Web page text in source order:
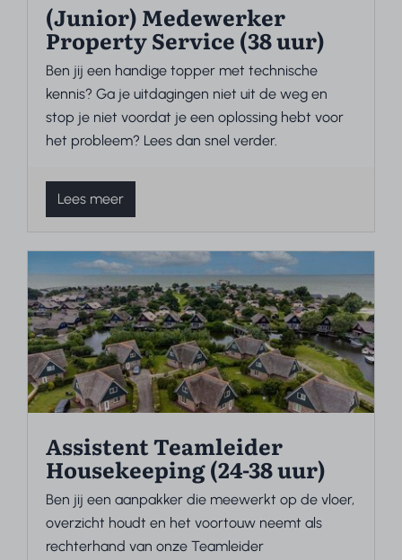
(Junior) Medewerker
Property Service (38 uur)
Ben jij een handige topper met technische
kennis? Ga je uitdagingen niet uit de weg en
stop je niet voordat je een oplossing hebt voor
het probleem? Lees dan snel verder.
Lees meer
Assistent Teamleider
Housekeeping (24-38 uur)
Ben jij een aanpakker die meewerkt op de vloer,
overzicht houdt en het voortouw neemt als
rechterhand van onze Teamleider